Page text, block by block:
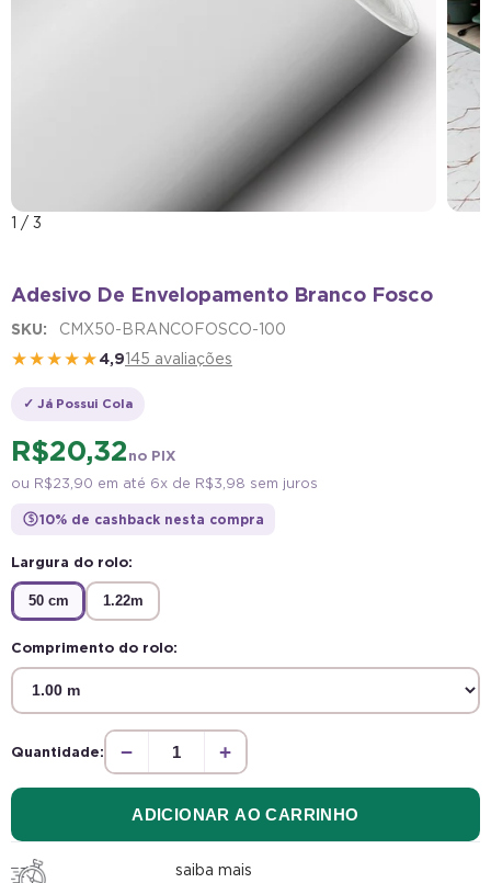
1 / 3
Adesivo De Envelopamento Branco Fosco
SKU: CMX50-BRANCOFOSCO-100
★★★★★4,9145 avaliações
✓ Já Possui Cola
R$ 20,32 no PIX
ou R$ 23,90 em até 6x de R$ 3,98 sem juros
$ 10% de cashback nesta compra
Largura do rolo:
50 cm 1.22m
Comprimento do rolo:
Quantidade: − +
ADICIONAR AO CARRINHO
saiba mais